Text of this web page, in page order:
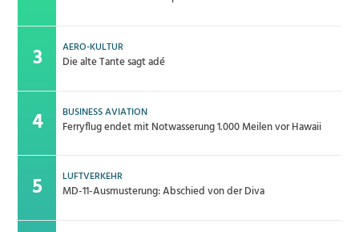
AERO-KULTUR
Die alte Tante sagt adé
BUSINESS AVIATION
Ferryflug endet mit Notwasserung 1.000 Meilen vor Hawaii
LUFTVERKEHR
MD-11-Ausmusterung: Abschied von der Diva